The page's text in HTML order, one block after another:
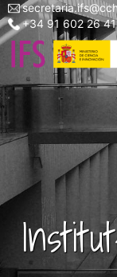
Skip
to
main
content
Menu
top
left
ifs
+34 91 602 26 41